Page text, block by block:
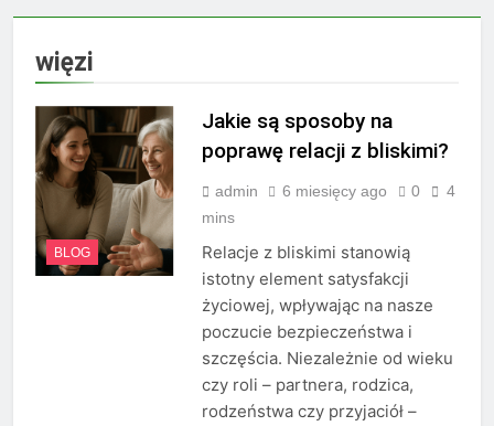
więzi
BLOG
Jakie są sposoby na
poprawę relacji z bliskimi?
admin 6 miesięcy ago 0
4
mins
Relacje z bliskimi stanowią
istotny element satysfakcji
życiowej, wpływając na nasze
poczucie bezpieczeństwa i
szczęścia. Niezależnie od wieku
czy roli – partnera, rodzica,
rodzeństwa czy przyjaciół –